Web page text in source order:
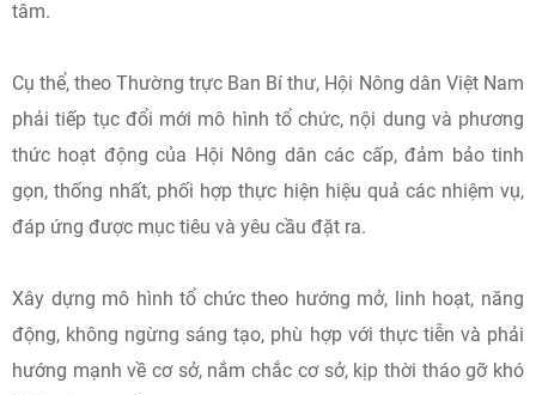
tâm.
Cụ thể, theo Thường trực Ban Bí thư, Hội Nông dân Việt Nam
phải tiếp tục đổi mới mô hình tổ chức, nội dung và phương
thức hoạt động của Hội Nông dân các cấp, đảm bảo tinh
gọn, thống nhất, phối hợp thực hiện hiệu quả các nhiệm vụ,
đáp ứng được mục tiêu và yêu cầu đặt ra.
Xây dựng mô hình tổ chức theo hướng mở, linh hoạt, năng
động, không ngừng sáng tạo, phù hợp với thực tiễn và phải
hướng mạnh về cơ sở, nắm chắc cơ sở, kịp thời tháo gỡ khó